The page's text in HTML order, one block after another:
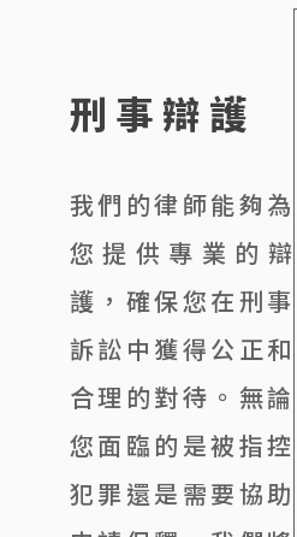
刑事辯護
我們的律師能夠為
您提供專業的辯
護，確保您在刑事
訴訟中獲得公正和
合理的對待。無論
您面臨的是被指控
犯罪還是需要協助